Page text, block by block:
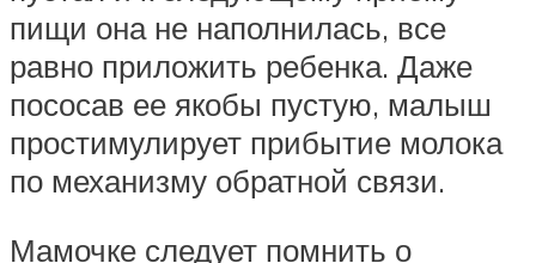
пищи она не наполнилась, все
равно приложить ребенка. Даже
пососав ее якобы пустую, малыш
простимулирует прибытие молока
по механизму обратной связи.
Мамочке следует помнить о